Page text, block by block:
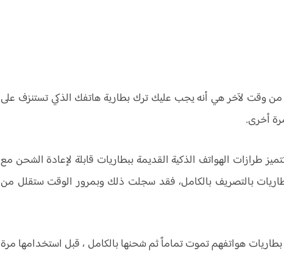
من وقت لآخر هي أنه يجب عليك ترك بطارية هاتفك الذكي تستنزف على
طرازات الهواتف الذكية القديمة ببطاريات قابلة لإعادة الشحن مع
بالتصريف بالكامل، فقد سجلت ذلك وبمرور الوقت ستقلل من
بطاريات هواتفهم تموت تماماً ثم شحنها بالكامل ، قبل استخدامها مرة